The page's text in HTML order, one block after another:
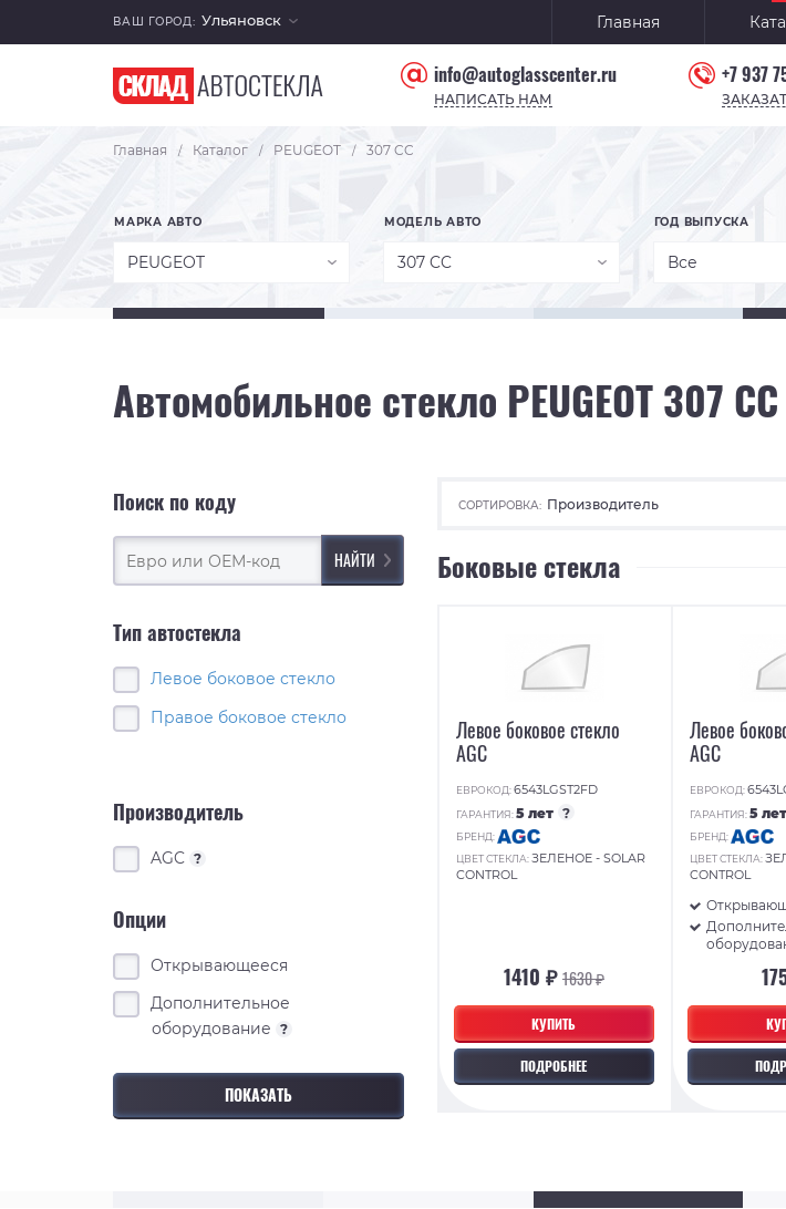
ВАШ ГОРОД: Ульяновск Главная
info@autoglasscenter.ru
НАПИСАТЬ НАМ
+7 937
Главная / Каталог / PEUGEOT / 307 CC
МАРКА АВТО
PEUGEOT
МОДЕЛЬ АВТО
307 CC
ГОД ВЫПУСКА
Все
Автомобильное стекло PEUGEOT 307
Поиск по коду
Тип автостекла
Левое боковое стекло
Правое боковое стекло
Производитель
AGC ?
Опции
Открывающееся
Дополнительное
оборудование ?
СОРТИРОВКА: Производитель
Боковые стекла
КУПИТЬ
ПОДРОБНЕЕ
Левое боковое стекло
AGC
ЕВРОКОД:6543LGST2FD
ГАРАНТИЯ:5 лет ?
БРЕНД:
ЦВЕТ СТЕКЛА:ЗЕЛЕНОЕ - SOLAR
CONTROL
1410 ₽1630 ₽
Левое
AGC
ЕВРОКОД:
ГАРАНТИЯ:5 лет
БРЕНД:
ЦВЕТ СТЕКЛА:
CONTROL